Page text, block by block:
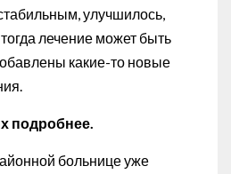
улучшилось,
лечение может быть
какие-то новые
подробнее.
больнице уже